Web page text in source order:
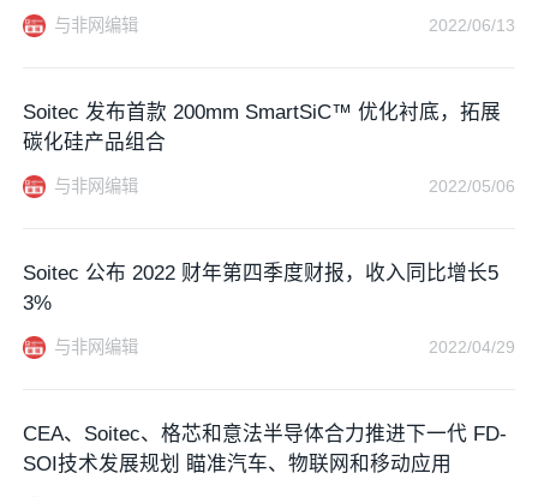
与非网编辑 2022/06/13
Soitec 发布首款 200mm SmartSiC™ 优化衬底，拓展
碳化硅产品组合
与非网编辑 2022/05/06
Soitec 公布 2022 财年第四季度财报，收入同比增长5
3%
与非网编辑 2022/04/29
CEA、Soitec、格芯和意法半导体合力推进下一代 FD-
SOI技术发展规划 瞄准汽车、物联网和移动应用